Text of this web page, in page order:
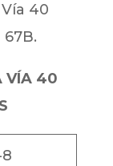
40
VÍA 40